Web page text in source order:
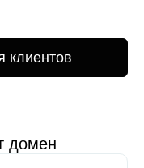
клиентов
домен